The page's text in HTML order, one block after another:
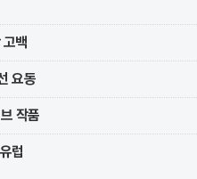
백
요동
작품
럽